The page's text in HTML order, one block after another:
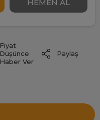
Fiyat
Düşünce
Haber Ver
Paylaş